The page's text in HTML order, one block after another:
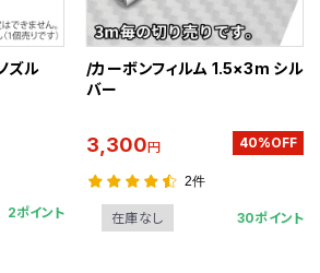
ズル
2ポイント
/カーボンフィルム 1.5×3m シル
バー
3,300円 40%OFF
2件
在庫なし 30ポイント